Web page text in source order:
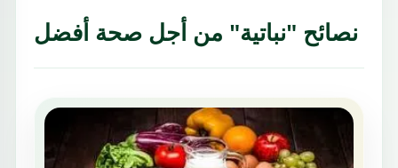
نصائح "نباتية" من أجل صحة أفضل